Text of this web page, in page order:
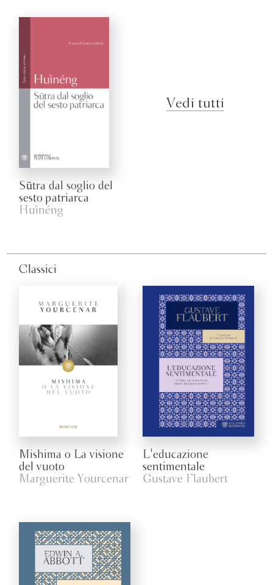
Sūtra dal soglio del
sesto patriarca
Huìnéng
Vedi tutti
Classici
Mishima o La visione
del vuoto
Marguerite Yourcenar
L'educazione
sentimentale
Gustave Flaubert